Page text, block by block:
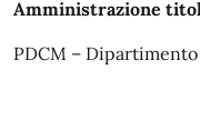
Amministrazione
PDCM –